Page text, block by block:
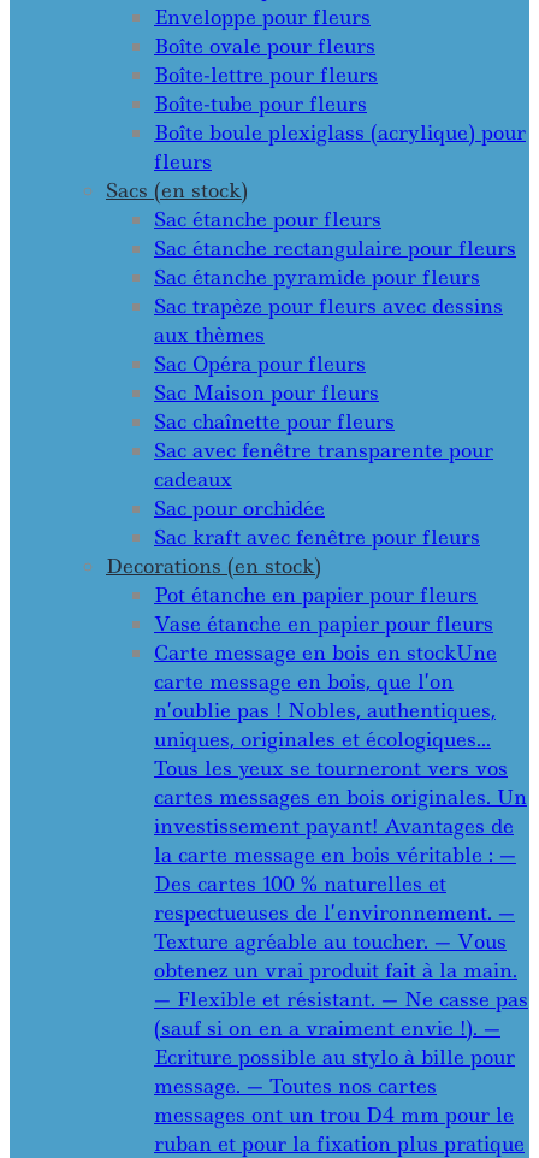
Enveloppe pour fleurs
Boîte ovale pour fleurs
Boîte-lettre pour fleurs
Boîte-tube pour fleurs
Boîte boule plexiglass (acrylique) pour
fleurs
Sacs (en stock)
Sac étanche pour fleurs
Sac étanche rectangulaire pour fleurs
Sac étanche pyramide pour fleurs
Sac trapèze pour fleurs avec dessins
aux thèmes
Sac Opéra pour fleurs
Sac Maison pour fleurs
Sac chaînette pour fleurs
Sac avec fenêtre transparente pour
cadeaux
Sac pour orchidée
Sac kraft avec fenêtre pour fleurs
Decorations (en stock)
Pot étanche en papier pour fleurs
Vase étanche en papier pour fleurs
Carte message en bois en stockUne
carte message en bois, que l’on
n’oublie pas ! Nobles, authentiques,
uniques, originales et écologiques…
Tous les yeux se tourneront vers vos
cartes messages en bois originales. Un
investissement payant! Avantages de
la carte message en bois véritable : —
Des cartes 100 % naturelles et
respectueuses de l’environnement. —
Texture agréable au toucher. — Vous
obtenez un vrai produit fait à la main.
— Flexible et résistant. — Ne casse pas
(sauf si on en a vraiment envie !). —
Ecriture possible au stylo à bille pour
message. — Toutes nos cartes
messages ont un trou D4 mm pour le
ruban et pour la fixation plus pratique